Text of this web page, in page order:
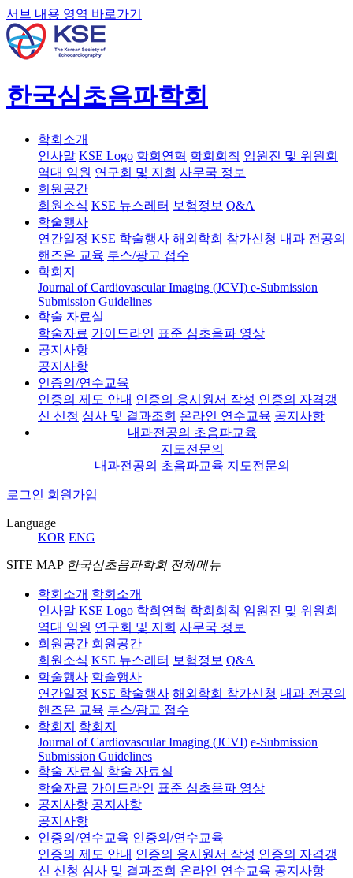
서브 내용 영역 바로가기
한국심초음파학회
학회소개
인사말 KSE Logo 학회연혁 학회회칙 임원진 및 위원회
역대 임원 연구회 및 지회 사무국 정보
회원공간
회원소식 KSE 뉴스레터 보험정보 Q&A
학술행사
연간일정 KSE 학술행사 해외학회 참가신청 내과 전공의
핸즈온 교육 부스/광고 접수
학회지
Journal of Cardiovascular Imaging (JCVI) e-Submission
Submission Guidelines
학술 자료실
학술자료 가이드라인 표준 심초음파 영상
공지사항
공지사항
인증의/연수교육
인증의 제도 안내 인증의 응시원서 작성 인증의 자격갱
신 신청 심사 및 결과조회 온라인 연수교육 공지사항
내과전공의 초음파교육
지도전문의
내과전공의 초음파교육 지도전문의
로그인 회원가입
Language
KOR ENG
SITE MAP 한국심초음파학회 전체메뉴
학회소개 학회소개
인사말 KSE Logo 학회연혁 학회회칙 임원진 및 위원회
역대 임원 연구회 및 지회 사무국 정보
회원공간 회원공간
회원소식 KSE 뉴스레터 보험정보 Q&A
학술행사 학술행사
연간일정 KSE 학술행사 해외학회 참가신청 내과 전공의
핸즈온 교육 부스/광고 접수
학회지
학회지
Journal of Cardiovascular Imaging (JCVI) e-Submission
Submission Guidelines
학술 자료실 학술 자료실
학술자료 가이드라인 표준 심초음파 영상
공지사항 공지사항
공지사항
인증의/연수교육 인증의/연수교육
인증의 제도 안내 인증의 응시원서 작성 인증의 자격갱
신 신청 심사 및 결과조회 온라인 연수교육 공지사항